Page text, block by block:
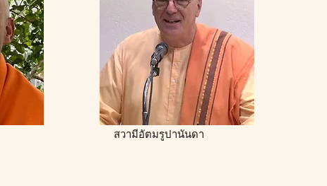
สวามีอัตมรูปานันดา